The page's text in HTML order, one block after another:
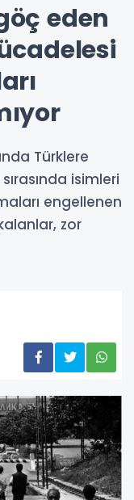
eden
Türklere
isimleri
engellenen
zor